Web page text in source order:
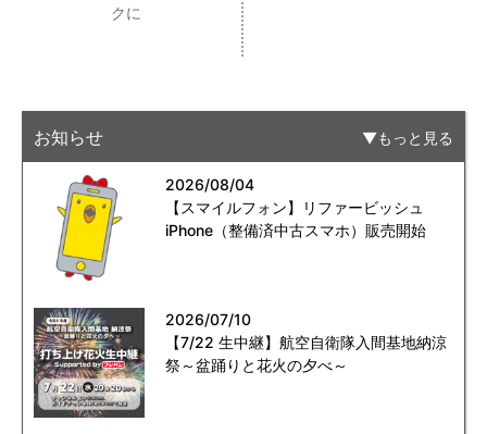
クに
お知らせ もっと見る
2026/08/04
【スマイルフォン】リファービッシュ
iPhone（整備済中古スマホ）販売開始
2026/07/10
【7/22 生中継】航空自衛隊入間基地納涼
祭～盆踊りと花火の夕べ～